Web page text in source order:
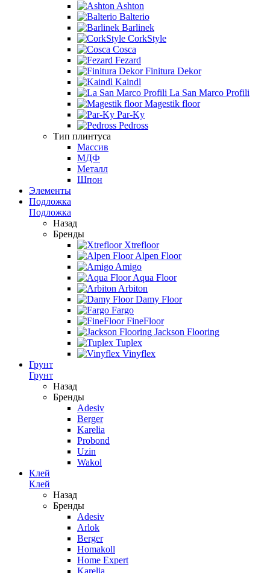
Ashton
Balterio
Barlinek
CorkStyle
Cosca
Fezard
Finitura Dekor
Kaindl
La San Marco Profili
Magestik floor
Par-Ky
Pedross
Тип плинтуса
Массив
МДФ
Металл
Шпон
Элементы
Подложка
Подложка
Назад
Бренды
Xtrefloor
Alpen Floor
Amigo
Aqua Floor
Arbiton
Damy Floor
Fargo
FineFloor
Jackson Flooring
Tuplex
Vinyflex
Грунт
Грунт
Назад
Бренды
Adesiv
Berger
Karelia
Probond
Uzin
Wakol
Клей
Клей
Назад
Бренды
Adesiv
Arlok
Berger
Homakoll
Home Expert
Karelia